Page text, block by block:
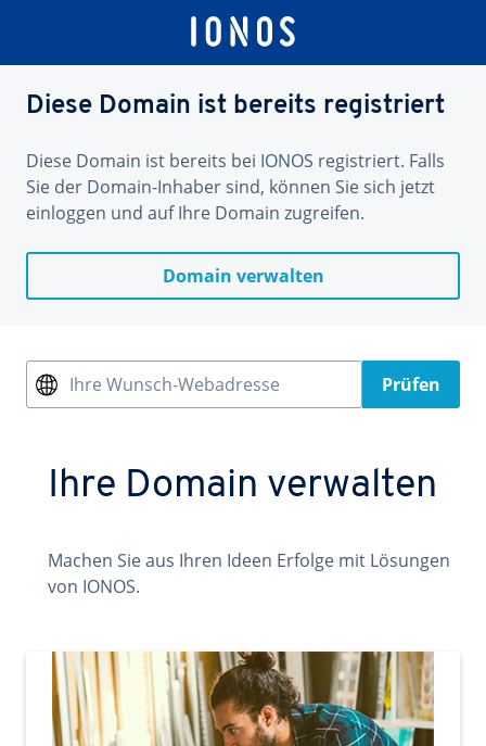
Diese Domain ist bereits registriert
Diese Domain ist bereits bei IONOS registriert. Falls
Sie der Domain-Inhaber sind, können Sie sich jetzt
einloggen und auf Ihre Domain zugreifen.
Domain verwalten
Ihre Wunsch-Webadresse Prüfen
Ihre Domain verwalten
Machen Sie aus Ihren Ideen Erfolge mit Lösungen
von IONOS.